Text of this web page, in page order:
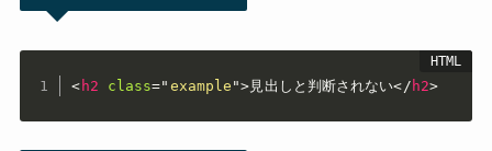
< h2 class=" example ">見出しと判断されない</ h2>